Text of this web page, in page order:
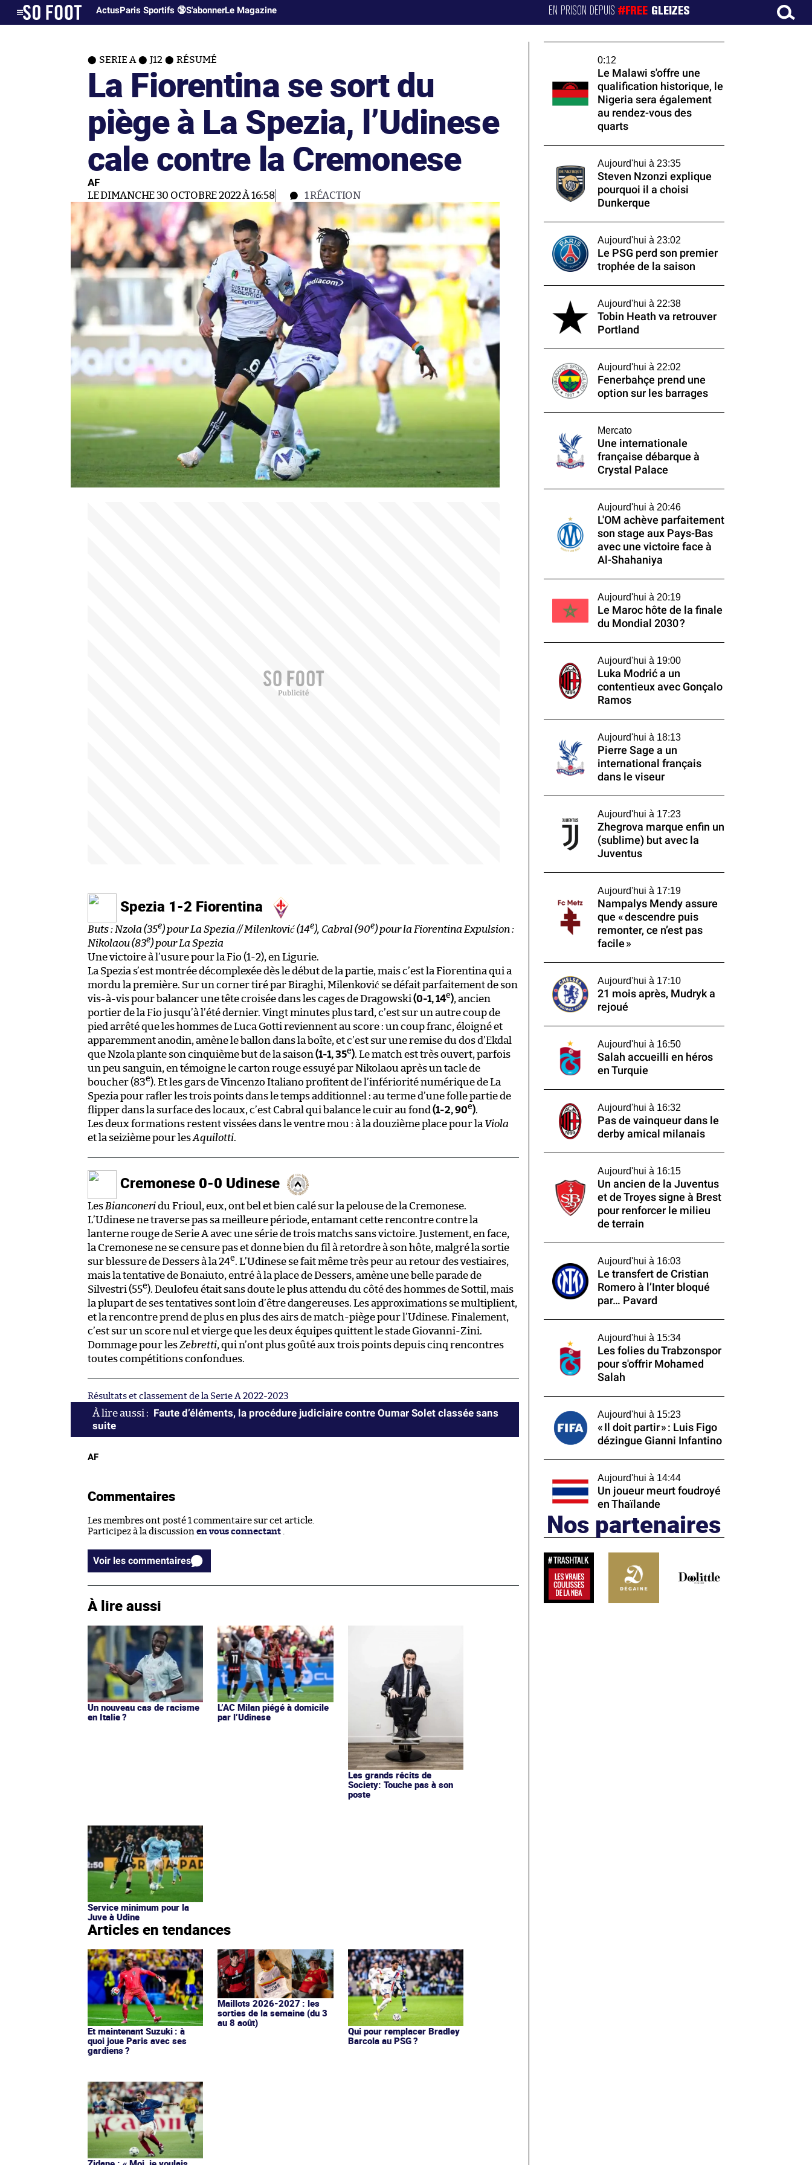
ActusParis Sportifs 🔞S'abonnerLe Magazine EN PRISON DEPUIS#FREE GLEIZES
SERIE A J12 RÉSUMÉ
La Fiorentina se sort du
piège à La Spezia, l’Udinese
cale contre la Cremonese
AF
LE DIMANCHE 30 OCTOBRE 2022 À 16:58 1RÉACTION
Spezia 1-2 Fiorentina
Buts : Nzola (35e) pour La Spezia // Milenković (14e), Cabral (90e) pour la Fiorentina Expulsion :
Nikolaou (83e) pour La Spezia
Une victoire à l’usure pour la Fio (1-2), en Ligurie.
La Spezia s’est montrée décomplexée dès le début de la partie, mais c’est la Fiorentina qui a
mordu la première. Sur un corner tiré par Biraghi, Milenković se défait parfaitement de son
vis-à-vis pour balancer une tête croisée dans les cages de Dragowski (0-1, 14e), ancien
portier de la Fio jusqu’à l’été dernier. Vingt minutes plus tard, c’est sur un autre coup de
pied arrêté que les hommes de Luca Gotti reviennent au score : un coup franc, éloigné et
apparemment anodin, amène le ballon dans la boîte, et c’est sur une remise du dos d’Ekdal
que Nzola plante son cinquième but de la saison (1-1, 35e). Le match est très ouvert, parfois
un peu sanguin, en témoigne le carton rouge essuyé par Nikolaou après un tacle de
boucher (83e). Et les gars de Vincenzo Italiano profitent de l’infériorité numérique de La
Spezia pour rafler les trois points dans le temps additionnel : au terme d’une folle partie de
flipper dans la surface des locaux, c’est Cabral qui balance le cuir au fond (1-2, 90e).
Les deux formations restent vissées dans le ventre mou : à la douzième place pour la Viola
et la seizième pour lesAquilotti.
Cremonese 0-0 Udinese
Les Bianconeridu Frioul, eux, ont bel et bien calé sur la pelouse de la Cremonese.
L’Udinese ne traverse pas sa meilleure période, entamant cette rencontre contre la
lanterne rouge de Serie A avec une série de trois matchs sans victoire. Justement, en face,
la Cremonese ne se censure pas et donne bien du fil à retordre à son hôte, malgré la sortie
sur blessure de Dessers à la 24e. L’Udinese se fait même très peur au retour des vestiaires,
mais la tentative de Bonaiuto, entré à la place de Dessers, amène une belle parade de
Silvestri (55e). Deulofeu était sans doute le plus attendu du côté des hommes de Sottil, mais
la plupart de ses tentatives sont loin d’être dangereuses. Les approximations se multiplient,
et la rencontre prend de plus en plus des airs de match-piège pour l’Udinese. Finalement,
c’est sur un score nul et vierge que les deux équipes quittent le stade Giovanni-Zini.
Dommage pour lesZebretti, qui n’ont plus goûté aux trois points depuis cinq rencontres
toutes compétitions confondues.
Résultats et classement de la Serie A 2022-2023
Faute d’éléments, la procédure judiciaire contre Oumar Solet classée sans
suite
AF
Commentaires
Les membres ont posté 1 commentaire sur cet article.
Participez à la discussion en vous connectant .
Voir les commentaires
À lire aussi
Un nouveau cas de racisme
en Italie ?
L’AC Milan piégé à domicile
par l’Udinese
Les grands récits de
Society: Touche pas à son
poste
Service minimum pour la
Juve à Udine
Articles en tendances
Et maintenant Suzuki : à
quoi joue Paris avec ses
gardiens ?
Maillots 2026-2027 : les
sorties de la semaine (du 3
au 8 août)
Qui pour remplacer Bradley
Barcola au PSG ?
0:12
Le Malawi s'offre une
qualification historique, le
Nigeria sera également
au rendez-vous des
quarts
Aujourd'hui à 23:35
Steven Nzonzi explique
pourquoi il a choisi
Dunkerque
Aujourd'hui à 23:02
Le PSG perd son premier
trophée de la saison
Aujourd'hui à 22:38
Tobin Heath va retrouver
Portland
Aujourd'hui à 22:02
Fenerbahçe prend une
option sur les barrages
Mercato
Une internationale
française débarque à
Crystal Palace
Aujourd'hui à 20:46
L'OM achève parfaitement
son stage aux Pays-Bas
avec une victoire face à
Al-Shahaniya
Aujourd'hui à 20:19
Le Maroc hôte de la finale
du Mondial 2030 ?
Aujourd'hui à 19:00
Luka Modrić a un
contentieux avec Gonçalo
Ramos
Aujourd'hui à 18:13
Pierre Sage a un
international français
dans le viseur
Aujourd'hui à 17:23
Zhegrova marque enfin un
(sublime) but avec la
Juventus
Aujourd'hui à 17:19
Nampalys Mendy assure
que « descendre puis
remonter, ce n’est pas
facile »
Aujourd'hui à 17:10
21 mois après, Mudryk a
rejoué
Aujourd'hui à 16:50
Salah accueilli en héros
en Turquie
Aujourd'hui à 16:32
Pas de vainqueur dans le
derby amical milanais
Aujourd'hui à 16:15
Un ancien de la Juventus
et de Troyes signe à Brest
pour renforcer le milieu
de terrain
Aujourd'hui à 16:03
Le transfert de Cristian
Romero à l’Inter bloqué
par… Pavard
Aujourd'hui à 15:34
Les folies du Trabzonspor
pour s'offrir Mohamed
Salah
Aujourd'hui à 15:23
« Il doit partir » : Luis Figo
dézingue Gianni Infantino
Aujourd'hui à 14:44
Un joueur meurt foudroyé
en Thaïlande
Nos partenaires